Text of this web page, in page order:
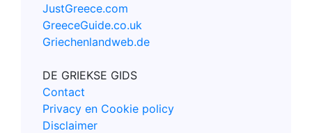
JustGreece.com
GreeceGuide.co.uk
Griechenlandweb.de
DE GRIEKSE GIDS
Contact
Privacy en Cookie policy
Disclaimer